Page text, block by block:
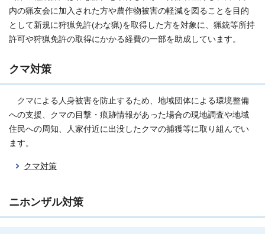
内の猟友会に加入された方や農作物被害の軽減を図ることを目的
として新規に狩猟免許(わな猟)を取得した方を対象に、猟銃等所持
許可や狩猟免許の取得にかかる経費の一部を助成しています。
クマ対策
クマによる人身被害を防止するため、地域団体による環境整備
への支援、クマの目撃・痕跡情報があった場合の現地調査や地域
住民への周知、人家付近に出没したクマの捕獲等に取り組んでい
ます。
クマ対策
ニホンザル対策